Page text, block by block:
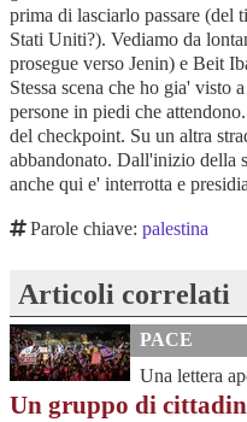
Parole chiave:palestina
Articoli correlati
PACE
Una lettera
Un gruppo di